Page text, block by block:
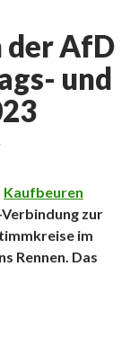
der AfD
und
Kaufbeuren
zur
im
Rennen. Das